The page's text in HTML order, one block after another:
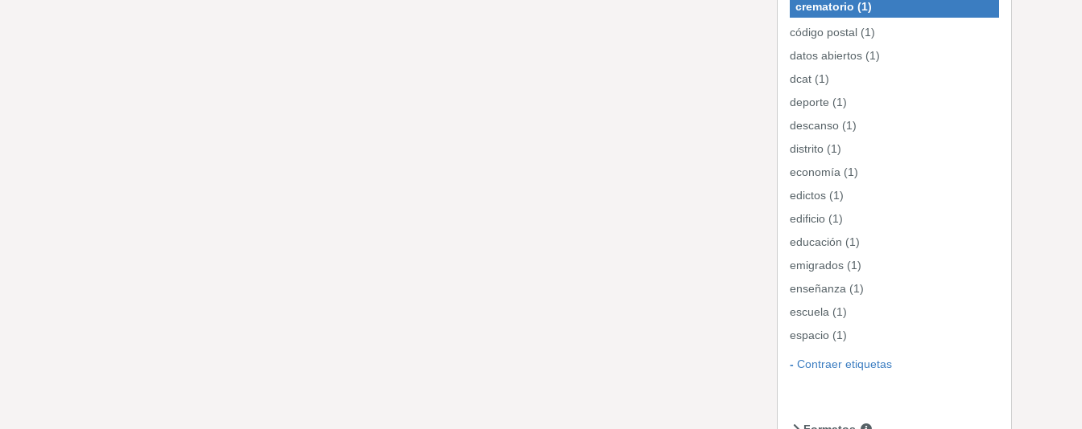
crematorio (1)
código postal (1)
datos abiertos (1)
dcat (1)
deporte (1)
descanso (1)
distrito (1)
economía (1)
edictos (1)
edificio (1)
educación (1)
emigrados (1)
enseñanza (1)
escuela (1)
espacio (1)
Contraer etiquetas